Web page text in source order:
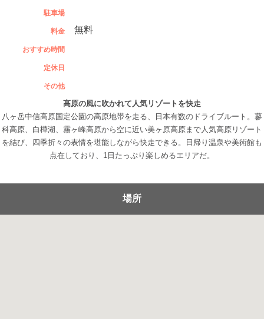
駐車場
料金 無料
おすすめ時間
定休日
その他
高原の風に吹かれて人気リゾートを快走
八ヶ岳中信高原国定公園の高原地帯を走る、日本有数のドライブルート。蓼
科高原、白樺湖、霧ヶ峰高原から空に近い美ヶ原高原まで人気高原リゾート
を結び、四季折々の表情を堪能しながら快走できる。日帰り温泉や美術館も
点在しており、1日たっぷり楽しめるエリアだ。
場所